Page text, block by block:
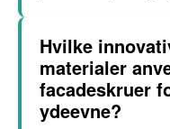
Hvilke
materialer
facadeskruer
ydeevne?